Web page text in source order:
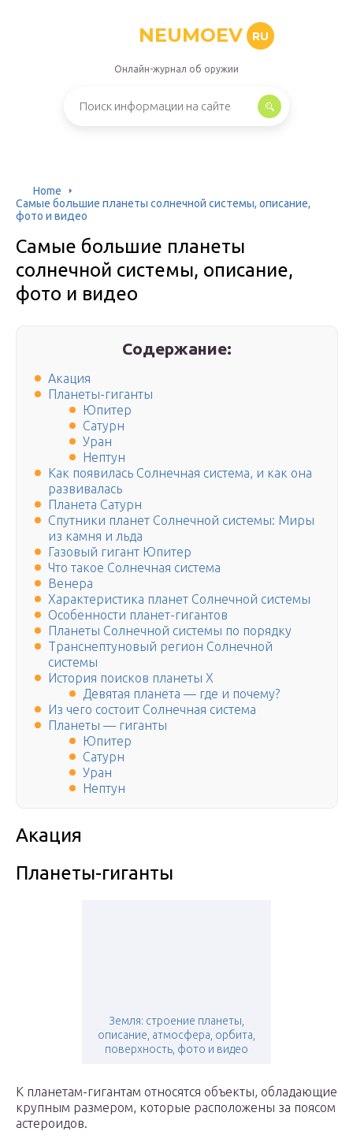
NEUMOEV RU
Онлайн-журнал об оружии
Home
Самые большие планеты солнечной системы, описание,
фото и видео
Самые большие планеты
солнечной системы, описание,
фото и видео
Содержание:
Акация
Планеты-гиганты
Юпитер
Сатурн
Уран
Нептун
Как появилась Солнечная система, и как она
развивалась
Планета Сатурн
Спутники планет Солнечной системы: Миры
из камня и льда
Газовый гигант Юпитер
Что такое Солнечная система
Венера
Характеристика планет Солнечной системы
Особенности планет-гигантов
Планеты Солнечной системы по порядку
Транснептуновый регион Солнечной
системы
История поисков планеты X
Девятая планета — где и почему?
Из чего состоит Солнечная система
Планеты — гиганты
Юпитер
Сатурн
Уран
Нептун
Акация
Планеты-гиганты
Земля: строение планеты,
описание, атмосфера, орбита,
поверхность, фото и видео
К планетам-гигантам относятся объекты, обладающие
крупным размером, которые расположены за поясом
астероидов.